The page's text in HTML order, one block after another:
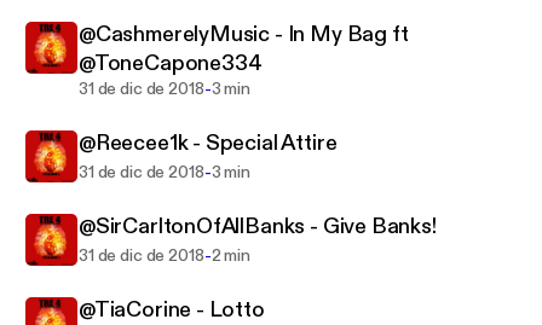
@CashmerelyMusic - In My Bag ft
@ToneCapone334
31 de dic de 2018-3 min
@Reecee1k - Special Attire
31 de dic de 2018-3 min
@SirCarltonOfAllBanks - Give Banks!
31 de dic de 2018-2 min
@TiaCorine - Lotto